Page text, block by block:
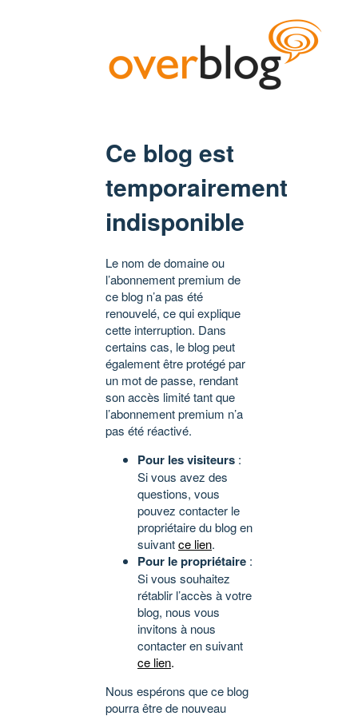
Ce blog est
temporairement
indisponible
Le nom de domaine ou
l’abonnement premium de
ce blog n’a pas été
renouvelé, ce qui explique
cette interruption. Dans
certains cas, le blog peut
également être protégé par
un mot de passe, rendant
son accès limité tant que
l’abonnement premium n’a
pas été réactivé.
Pour les visiteurs :
Si vous avez des
questions, vous
pouvez contacter le
propriétaire du blog en
suivantce lien.
Pour le propriétaire :
Si vous souhaitez
rétablir l’accès à votre
blog, nous vous
invitons à nous
contacter en suivant
ce lien.
Nous espérons que ce blog
pourra être de nouveau